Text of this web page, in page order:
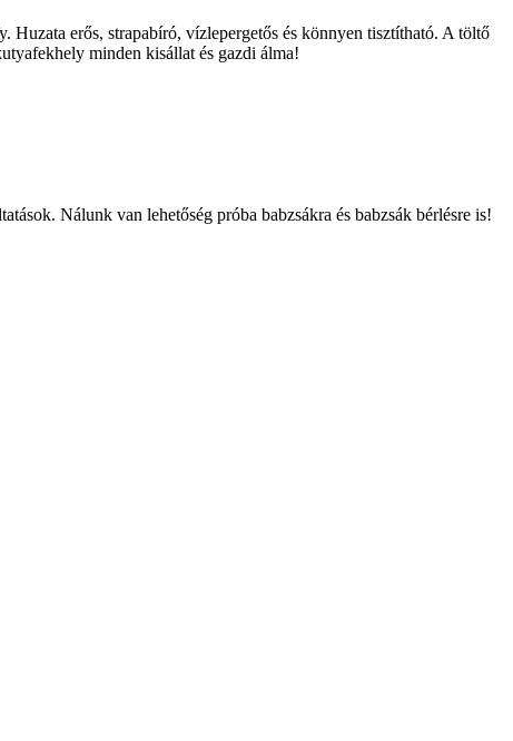
erős, strapabíró, vízlepergetős és könnyen tisztítható. A töltő
minden kisállat és gazdi álma!
Nálunk van lehetőség próba babzsákra és babzsák bérlésre is!